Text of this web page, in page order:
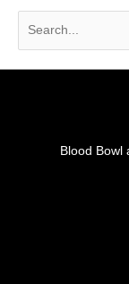
for:
Blood Bowl